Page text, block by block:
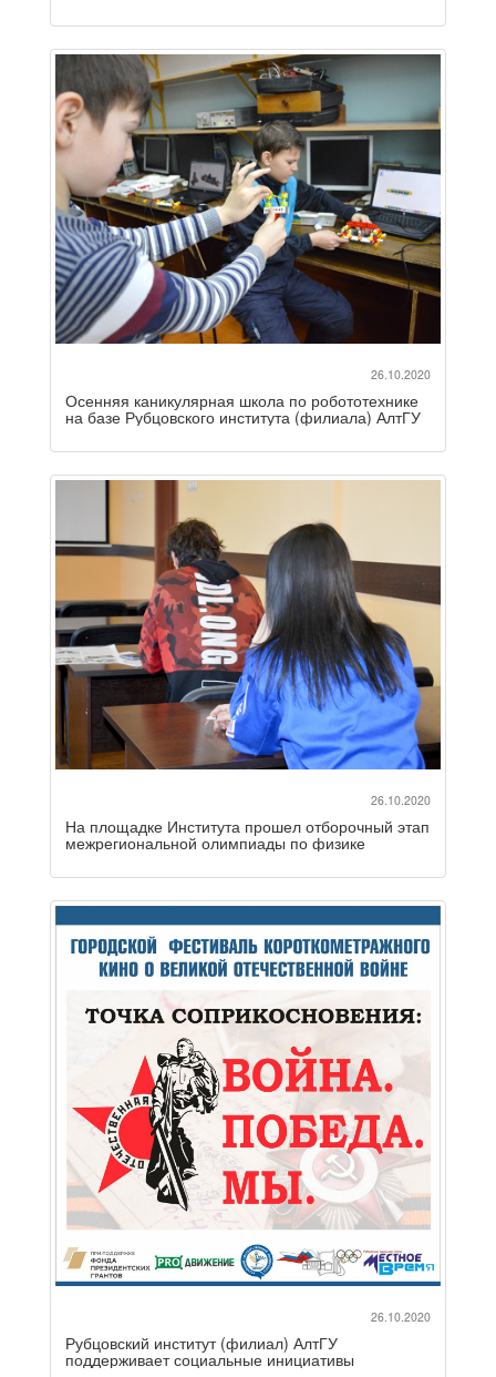
26.10.2020
Осенняя каникулярная школа по робототехнике
на базе Рубцовского института (филиала) АлтГУ
26.10.2020
На площадке Института прошел отборочный этап
межрегиональной олимпиады по физике
26.10.2020
Рубцовский институт (филиал) АлтГУ
поддерживает социальные инициативы